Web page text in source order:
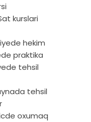
kurslari
hekim
praktika
tehsil
tehsil
oxumaq